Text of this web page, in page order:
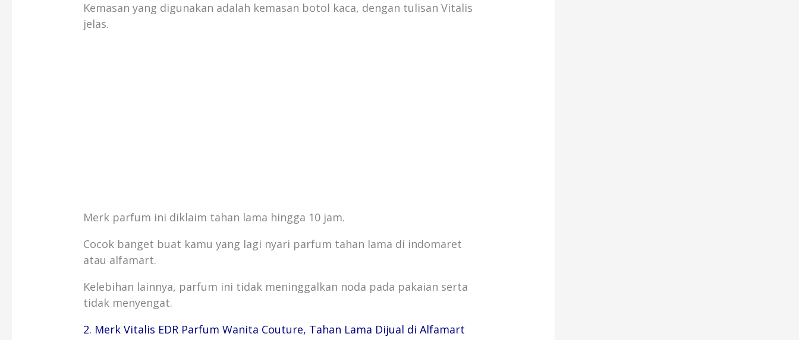
Kemasan yang digunakan adalah kemasan botol kaca, dengan tulisan Vitalis
jelas.
Merk parfum ini diklaim tahan lama hingga 10 jam.
Cocok banget buat kamu yang lagi nyari parfum tahan lama di indomaret
atau alfamart.
Kelebihan lainnya, parfum ini tidak meninggalkan noda pada pakaian serta
tidak menyengat.
2. Merk Vitalis EDR Parfum Wanita Couture, Tahan Lama Dijual di Alfamart